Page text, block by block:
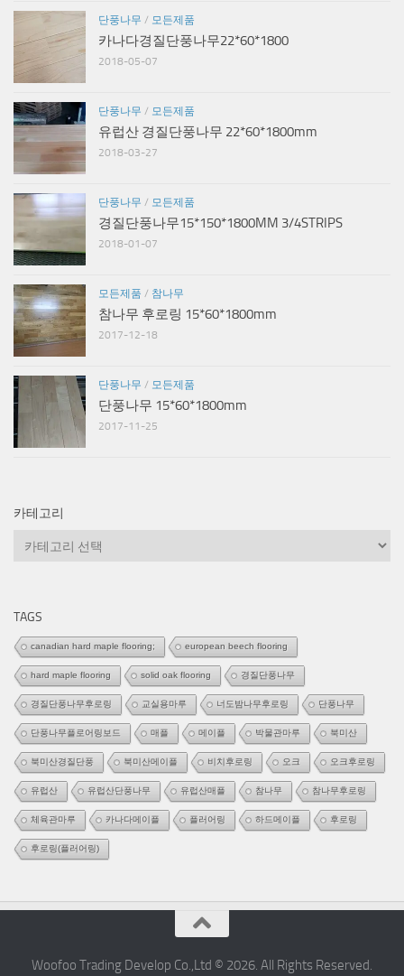
단풍나무 / 모든제품
카나다경질단풍나무22*60*1800
2018-05-07
단풍나무 / 모든제품
유럽산 경질단풍나무 22*60*1800mm
2018-03-27
단풍나무 / 모든제품
경질단풍나무15*150*1800MM 3/4STRIPS
2018-01-07
모든제품 / 참나무
참나무 후로링 15*60*1800mm
2017-12-18
단풍나무 / 모든제품
단풍나무 15*60*1800mm
2017-11-25
카테고리
카
TAGS
canadian hard maple flooring; european beech flooring
hard maple flooring solid oak flooring 경질단풍나무
경질단풍나무후로링 교실용마루 너도밤나무후로링 단풍나무
단풍나무플로어링보드 매플 메이플 박물관마루 북미산
북미산경질단풍 북미산메이플 비치후로링 오크 오크후로링
유럽산 유럽산단풍나무 유럽산매플 참나무 참나무후로링
체육관마루 카나다메이플 플러어링 하드메이플 후로링
후로링(플러어링)
Woofoo Trading Develop Co.,Ltd © 2026. All Rights Reserved.